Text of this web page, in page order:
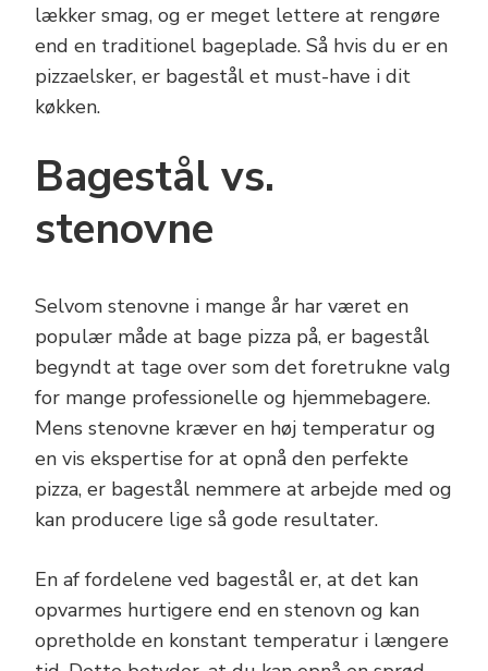
lækker smag, og er meget lettere at rengøre
end en traditionel bageplade. Så hvis du er en
pizzaelsker, er bagestål et must-have i dit
køkken.
Bagestål vs.
stenovne
Selvom stenovne i mange år har været en
populær måde at bage pizza på, er bagestål
begyndt at tage over som det foretrukne valg
for mange professionelle og hjemmebagere.
Mens stenovne kræver en høj temperatur og
en vis ekspertise for at opnå den perfekte
pizza, er bagestål nemmere at arbejde med og
kan producere lige så gode resultater.
En af fordelene ved bagestål er, at det kan
opvarmes hurtigere end en stenovn og kan
opretholde en konstant temperatur i længere